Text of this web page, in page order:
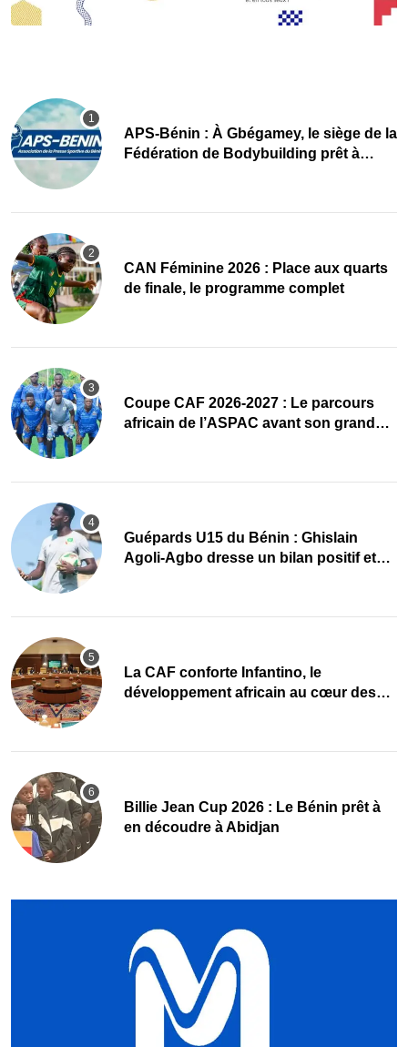
APS-Bénin : À Gbégamey, le siège de la
Fédération de Bodybuilding prêt à
CAN Féminine 2026 : Place aux quarts
de finale, le programme complet
Coupe CAF 2026-2027 : Le parcours
africain de l’ASPAC avant son grand
Guépards U15 du Bénin : Ghislain
Agoli-Agbo dresse un bilan positif et
La CAF conforte Infantino, le
développement africain au cœur des
Billie Jean Cup 2026 : Le Bénin prêt à
en découdre à Abidjan